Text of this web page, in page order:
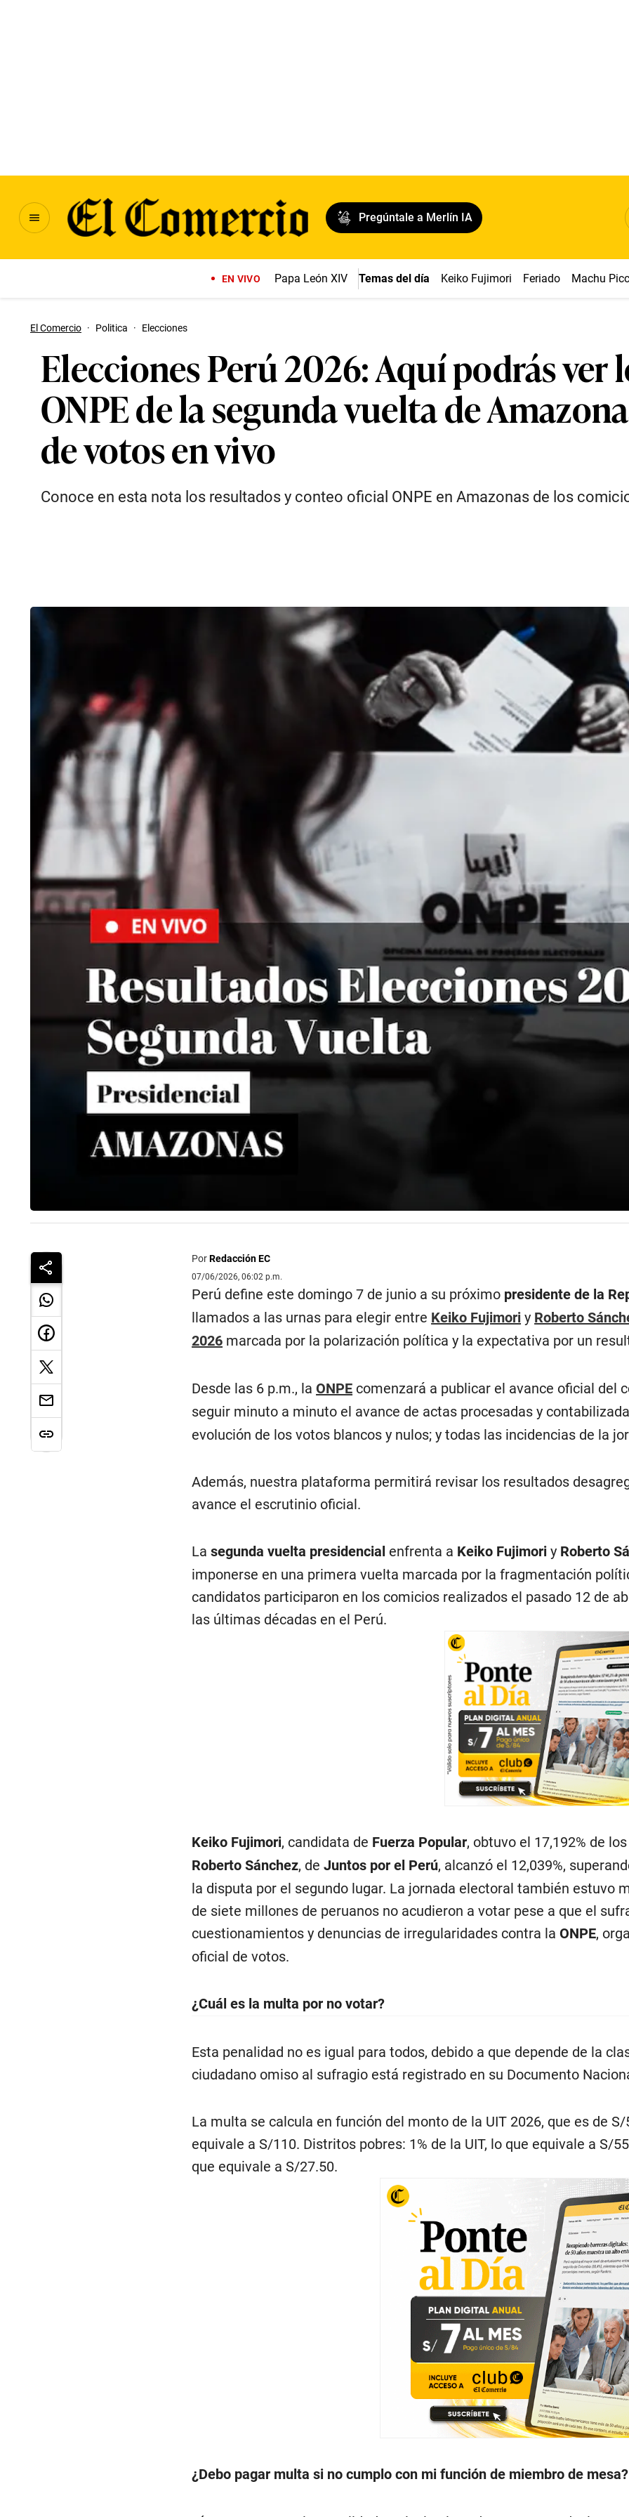
Pregúntale a Merlín IA
EN VIVO Papa León XIV Temas del día Keiko Fujimori Feriado Machu
El Comercio · Politica · Elecciones
Elecciones Perú 2026: Aquí podrás ver
ONPE de la segunda vuelta de
de votos en vivo
Conoce en esta nota los resultados y conteo oficial ONPE en Amazonas de los
PorRedacción EC
07/06/2026, 06:02 p.m.
Perú define este domingo 7 de junio a su próximo presidente de la
llamados a las urnas para elegir entre Keiko Fujimori y Roberto
2026 marcada por la polarización política y la expectativa por un
Desde las 6 p.m., laONPE comenzará a publicar el avance oficial del
seguir minuto a minuto el avance de actas procesadas y
evolución de los votos blancos y nulos; y todas las incidencias de la
Además, nuestra plataforma permitirá revisar los resultados
avance el escrutinio oficial.
Lasegunda vuelta presidencial enfrenta a Keiko Fujimori y Roberto
imponerse en una primera vuelta marcada por la fragmentación
candidatos participaron en los comicios realizados el pasado 12 de
las últimas décadas en el Perú.
Keiko Fujimori, candidata de Fuerza Popular, obtuvo el 17,192% de
Roberto Sánchez, deJuntos por el Perú, alcanzó el 12,039%,
la disputa por el segundo lugar. La jornada electoral también estuvo
de siete millones de peruanos no acudieron a votar pese a que el
cuestionamientos y denuncias de irregularidades contra laONPE,
oficial de votos.
¿Cuál es la multa por no votar?
Esta penalidad no es igual para todos, debido a que depende de la
ciudadano omiso al sufragio está registrado en su Documento
La multa se calcula en función del monto de la UIT 2026, que es de
equivale a S/110. Distritos pobres: 1% de la UIT, lo que equivale a S/
que equivale a S/27.50.
¿Debo pagar multa si no cumplo con mi función de miembro de mesa?